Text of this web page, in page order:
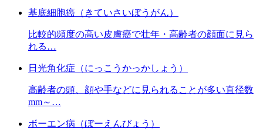
基底細胞癌（きていさいぼうがん）
比較的頻度の高い皮膚癌で壮年・高齢者の顔面に見ら
れる…
日光角化症（にっこうかっかしょう）
高齢者の頭、顔や手などに見られることが多い直径数
mm～…
ボーエン病（ぼーえんびょう）